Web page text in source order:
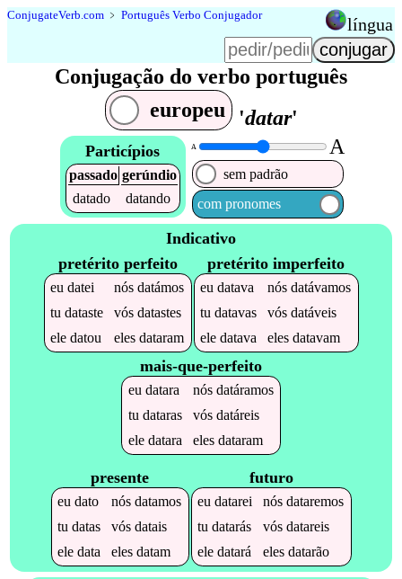
ConjugateVerb.com ﹥ Português Verbo Conjugador língua
Conjugação do verbo português
europeu
'datar'
Particípios
passado gerúndio
datado
datando
A A
sem padrão
com pronomes
Indicativo
pretérito perfeito
eudatei nósdatámos
tudataste vósdatastes
eledatou elesdataram
pretérito imperfeito
eudatava nósdatávamos
tudatavas vósdatáveis
eledatava elesdatavam
mais-que-perfeito
eu datara nós datáramos
tu dataras vós datáreis
ele datara eles dataram
presente
eudato nósdatamos
tudatas vósdatais
eledata elesdatam
futuro
eudatarei nósdataremos
tudatarás vósdatareis
eledatará elesdatarão